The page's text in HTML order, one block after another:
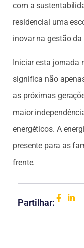
com a
residencial uma
inovar na gestão
Iniciar esta jornada
significa não
as próximas
maior
energéticos. A
presente para as
frente.
Partilhar: